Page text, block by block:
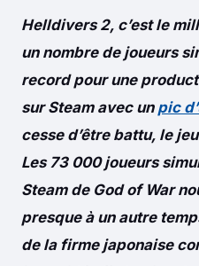
Helldivers 2, c’est le
un nombre de joueurs
record pour une
sur Steam avec un pic
cesse d’être battu, le
Les 73 000 joueurs
Steam de God of War
presque à un autre
de la firme japonaise